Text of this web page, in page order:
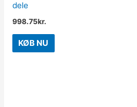
dele
998.75kr.
KØB NU